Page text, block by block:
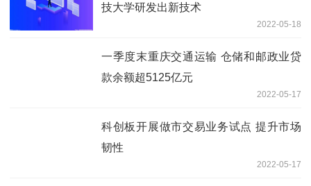
技大学研发出新技术
2022-05-18
一季度末重庆交通运输 仓储和邮政业贷
款余额超5125亿元
2022-05-17
科创板开展做市交易业务试点 提升市场
韧性
2022-05-17